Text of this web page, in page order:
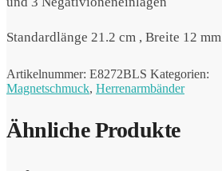
Standardlänge 21.2 cm , Breite 12 mm
Artikelnummer: E8272BLS Kategorien:
Magnetschmuck, Herrenarmbänder
Ähnliche Produkte